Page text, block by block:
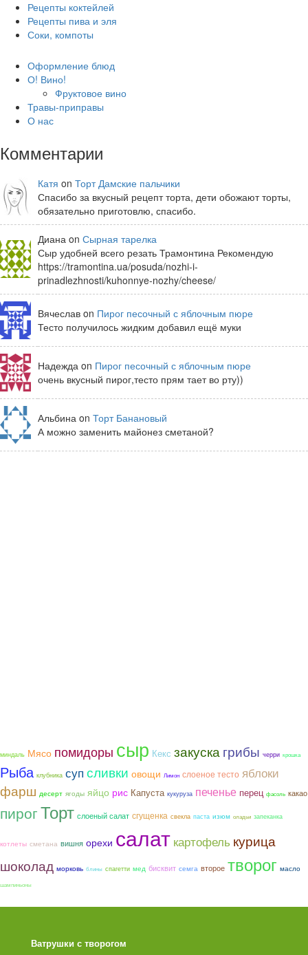
Рецепты коктейлей
Рецепты пива и эля
Соки, компоты
Оформление блюд
О! Вино!
Фруктовое вино
Травы-приправы
О нас
Комментарии
Катя on Торт Дамские пальчики
Спасибо за вкусный рецепт торта, дети обожают торты,
обязательно приготовлю, спасибо.
Диана on Сырная тарелка
Сыр удобней всего резать Трамонтина Рекомендую
https://tramontina.ua/posuda/nozhi-i-
prinadlezhnosti/kuhonnye-nozhy/cheese/
Вячеслав on Пирог песочный с яблочным пюре
Тесто получилось жидким добавил ещё муки
Надежда on Пирог песочный с яблочным пюре
очень вкусный пирог,тесто прям тает во рту))
Альбина on Торт Банановый
А можно заменить майонез сметаной?
миндаль Мясо помидоры сыр Кекс закускагрибы черри крошка
Рыба клубника суп сливки овощи Лимон слоеное тесто яблоки
фарш десерт ягоды яйцо рис Капуста кукуруза печенье перец фасоль какао
пирогТорт слоеный салат сгущенка свекла паста изюм оладьи запеканка
котлеты сметана вишня орехи салат картофель курица
шоколад морковь блины спагетти мед бисквит семга второе творог масло
шампиньоны
Ватрушки с творогом